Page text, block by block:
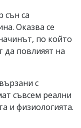
сън са
Оказва се
по който
да повлияят на
с
съвсем реални
и физиологията.